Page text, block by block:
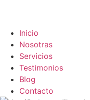
Inicio
Nosotras
Servicios
Testimonios
Blog
Contacto